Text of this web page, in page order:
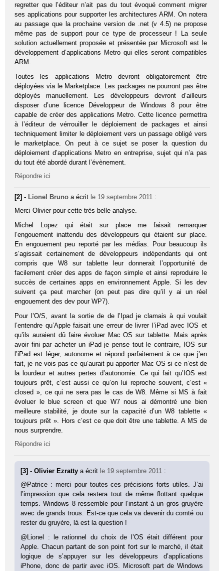
regretter que l’éditeur n’ait pas du tout évoqué comment migrer
ses applications pour supporter les architectures ARM. On notera
au passage que la prochaine version de .net (v 4.5) ne propose
même pas de support pour ce type de processeur ! La seule
solution actuellement proposée et présentée par Microsoft est le
développement d’applications Metro qui elles seront compatibles
ARM.
Toutes les applications Metro devront obligatoirement être
déployées via le Marketplace. Les packages ne pourront pas être
déployés manuellement. Les développeurs devront d’ailleurs
disposer d’une licence Développeur de Windows 8 pour être
capable de créer des applications Metro. Cette licence permettra
à l’éditeur de vérrouiller le déploiement de packages et ainsi
techniquement limiter le déploiement vers un passage obligé vers
le marketplace. On peut à ce sujet se poser la question du
déploiement d’applications Metro en entreprise, sujet qui n’a pas
du tout été abordé durant l’évènement.
Répondre ici
[2] - Lionel Bruno a écrit le 19 septembre 2011 :
Merci Olivier pour cette très belle analyse.
Michel Lopez qui était sur place me faisait remarquer
l’engouement inattendu des développeurs qui étaient sur place.
En engouement peu reporté par les médias. Pour beaucoup ils
s’agissait certainement de développeurs indépendants qui ont
compris que W8 sur tablette leur donnerait l’opportunité de
facilement créer des apps de façon simple et ainsi reproduire le
succès de certaines apps en environnement Apple. Si les dev
suivent ça peut marcher (on peut pas dire qu’il y ai un réel
engouement des dev pour WP7).
Pour l’O/S, avant la sortie de de l’Ipad je clamais à qui voulait
l’entendre qu’Apple faisait une erreur de livrer l’iPad avec IOS et
qu’ils auraient dû faire évoluer Mac OS sur tablette. Mais après
avoir fini par acheter un iPad je pense tout le contraire, IOS sur
l’iPad est léger, autonome et répond parfaitement à ce que j’en
fait, je ne vois pas ce qu’aurait pu apporter Mac OS si ce n’est de
la lourdeur et autres pertes d’autonomie. Ce qui fait qu’IOS est
toujours prêt, c’est aussi ce qu’on lui reproche souvent, c’est «
closed », ce qui ne sera pas le cas de W8. Même si MS à fait
évoluer le blue screen et que W7 nous ai démontré une bien
meilleure stabilité, je doute sur la capacité d’un W8 tablette «
toujours prêt ». Hors c’est ce que doit être une tablette. A MS de
nous surprendre.
Répondre ici
[3] - Olivier Ezrattya écrit le 19 septembre 2011 :
@Patrice : merci pour toutes ces précisions forts utiles. J’ai
l’impression que cela restera tout de même flottant quelque
temps. Windows 8 ressemble pour l’instant à un gros gruyère
avec de grands trous. Est-ce que cela va devenir du comté ou
rester du gruyère, là est la question !
@Lionel : le rationnel du choix de l’OS était différent pour
Apple. Chacun partant de son point fort sur le marché, il était
logique de s’appuyer sur les développeurs d’applications
iPhone, donc de partir avec iOS. Microsoft part de Windows